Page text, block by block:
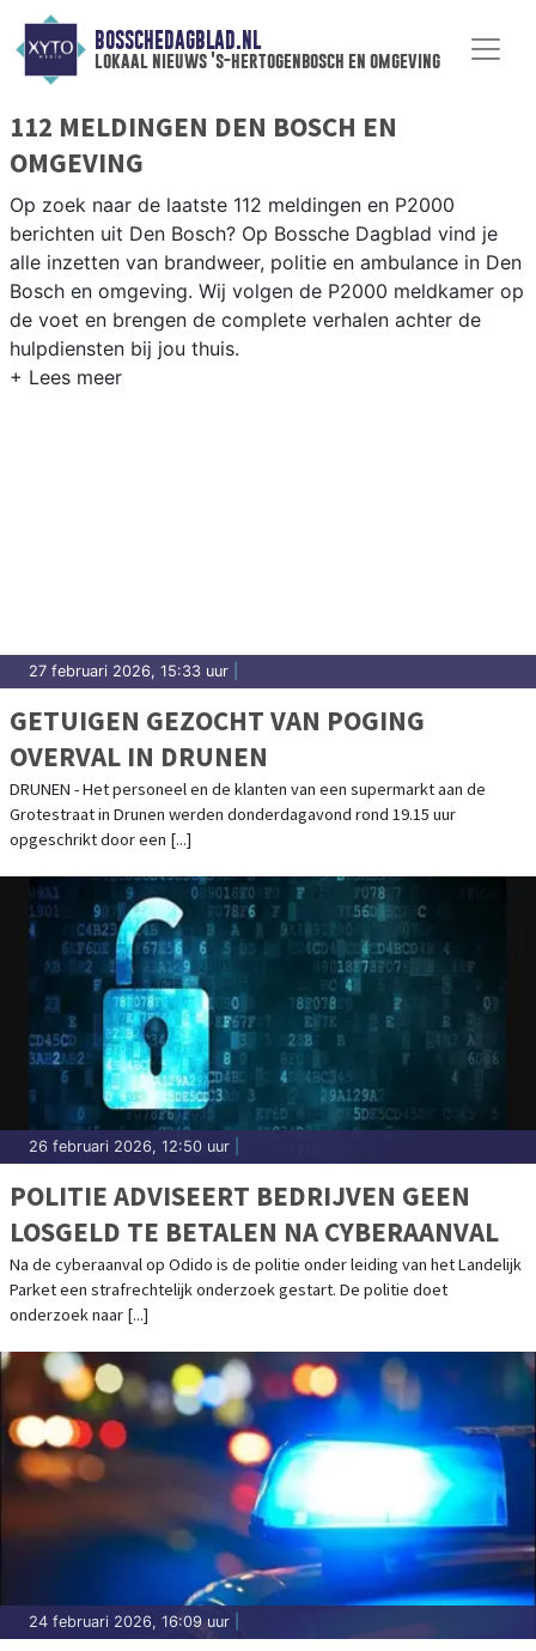
BOSSCHEDAGBLAD.NL
lokaal nieuws 's-hertogenbosch en omgeving
112 MELDINGEN DEN BOSCH EN
OMGEVING
Op zoek naar de laatste 112 meldingen en P2000
berichten uit Den Bosch? Op Bossche Dagblad vind je
alle inzetten van brandweer, politie en ambulance in Den
Bosch en omgeving. Wij volgen de P2000 meldkamer op
de voet en brengen de complete verhalen achter de
hulpdiensten bij jou thuis.
27 februari 2026, 15:33 uur
GETUIGEN GEZOCHT VAN POGING
OVERVAL IN DRUNEN
DRUNEN - Het personeel en de klanten van een supermarkt aan de
Grotestraat in Drunen werden donderdagavond rond 19.15 uur
opgeschrikt door een [...]
26 februari 2026, 12:50 uur
POLITIE ADVISEERT BEDRIJVEN GEEN
LOSGELD TE BETALEN NA CYBERAANVAL
Na de cyberaanval op Odido is de politie onder leiding van het Landelijk
Parket een strafrechtelijk onderzoek gestart. De politie doet
onderzoek naar [...]
24 februari 2026, 16:09 uur